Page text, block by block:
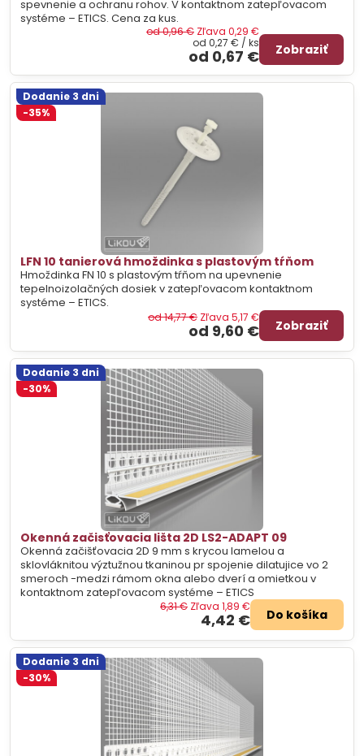
spevnenie a ochranu rohov. V kontaktnom zatepľovacom
systéme – ETICS. Cena za kus.
od 0,67 €
od 0,96 € Zľava 0,29 €
od 0,27 € / ks Zobraziť
LFN 10 tanierová hmoždinka s plastovým tŕňom
Dodanie 3 dni
-35%
Hmoždinka FN 10 s plastovým tŕňom na upevnenie
tepelnoizolačných dosiek v zatepľovacom kontaktnom
systéme – ETICS.
od 9,60 €
od 14,77 € Zľava 5,17 €
Zobraziť
Okenná začisťovacia lišta 2D LS2-ADAPT 09
Dodanie 3 dni
-30%
Okenná začišťovacia 2D 9 mm s krycou lamelou a
sklovláknitou výztužnou tkaninou pr spojenie dilatujice vo 2
smeroch -medzi rámom okna alebo dverí a omietkou v
kontaktnom zatepľovacom systéme – ETICS
4,42 €
6,31 € Zľava 1,89 €
Do košíka
Dodanie 3 dni
-30%